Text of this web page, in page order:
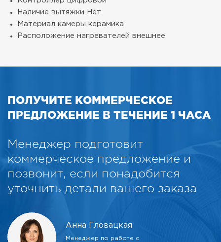
Наличие вытяжки
Нет
Материал камеры керамика
Расположение нагревателей внешнее
ПОЛУЧИТЕ КОММЕРЧЕСКОЕ
ПРЕДЛОЖЕНИЕ В ТЕЧЕНИЕ 1 ЧАСА
Менеджер подготовит
коммерческое предложение и
позвонит, если понадобится
уточнить детали вашего заказа
Анна Гловацкая
Менеджер по работе с